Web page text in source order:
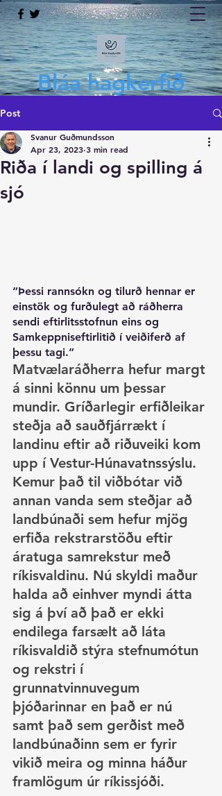
Bláa hagkerfið
Post
Riða í landi og spilling á
sjó
Svanur Guðmundsson
Apr 23, 2023 3 min read
“Þessi rannsókn og tilurð hennar er
einstök og furðulegt að ráðherra
sendi eftirlitsstofnun eins og
Samkeppniseftirlitið í veiðiferð af
þessu tagi.”
Matvælaráðherra hefur margt
á sinni könnu um þessar
mundir. Gríðarlegir erfiðleikar
steðja að sauðfjárrækt í
landinu eftir að riðuveiki kom
upp í Vestur-Húnavatnssýslu.
Kemur það til viðbótar við
annan vanda sem steðjar að
landbúnaði sem hefur mjög
erfiða rekstrarstöðu eftir
áratuga samrekstur með
ríkisvaldinu. Nú skyldi maður
halda að einhver myndi átta
sig á því að það er ekki
endilega farsælt að láta
ríkisvaldið stýra stefnumótun
og rekstri í
grunnatvinnuvegum
þjóðarinnar en það er nú
samt það sem gerðist með
landbúnaðinn sem er fyrir
vikið meira og minna háður
framlögum úr ríkissjóði.